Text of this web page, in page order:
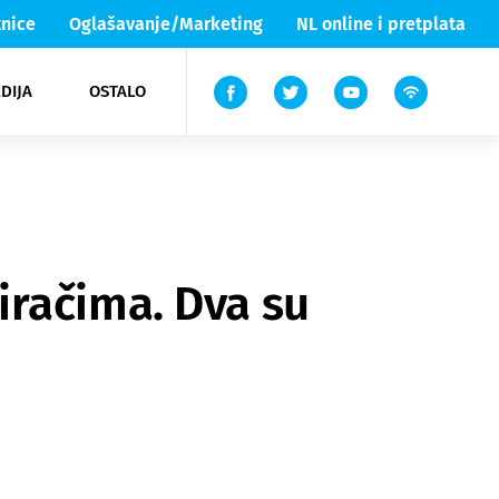
Oglašavanje/Marketing NL online i pretplata
OSTALO
Lika & Senj
TV
Dva su